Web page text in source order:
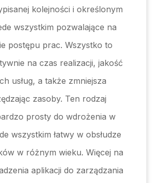
kolejności i określonym
wszystkim pozwalające na
postępu prac. Wszystko to
na czas realizacji, jakość
usług, a także zmniejsza
zasoby. Ten rodzaj
prosty do wdrożenia w
wszystkim łatwy w obsłudze
w różnym wieku. Więcej na
aplikacji do zarządzania